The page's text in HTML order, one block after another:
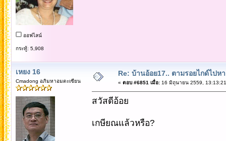
ออฟไลน์
กระทู้: 5,908
เหยง 16
Cmadong อภิมหาอมตะเซียน
Re: บ้านอ้อย17.. ตามรอยไกด์ไปห
« ตอบ #6851 เมื่อ:16 มิถุนายน 2559,
สวัสดีอ้อย
เกษียณแล้วหรือ?